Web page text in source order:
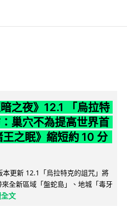
之夜》12.1 「烏拉特
巢穴不為提高世界首
之眠》縮短約 10 分
本更新 12.1「烏拉特克的詛咒」將
全新區域「盤蛇島」、地城「毒牙
文